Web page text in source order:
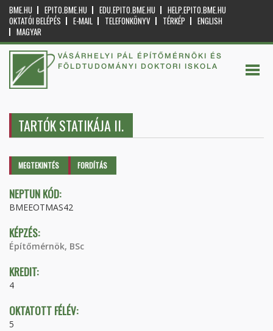
BME.HU EPITO.BME.HU EDU.EPITO.BME.HU
HELP.EPITO.BME.HU
OKTATÓI BELÉPÉS
E-MAIL TELEFONKÖNYV TÉRKÉP
ENGLISH
MAGYAR
VÁSÁRHELYI PÁL ÉPÍTŐMÉRNÖKI ÉS
FÖLDTUDOMÁNYI DOKTORI ISKOLA
TARTÓK STATIKÁJA II.
Elsődleges fülek
MEGTEKINTÉS (AKTÍVFORDÍTÁS
NEPTUN KÓD:
BMEEOTMAS42
KÉPZÉS:
Építőmérnök, BSc
KREDIT:
4
OKTATOTT FÉLÉV:
5